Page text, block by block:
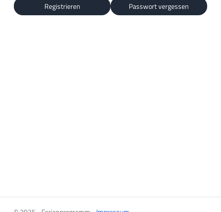
Registrieren Passwort vergessen